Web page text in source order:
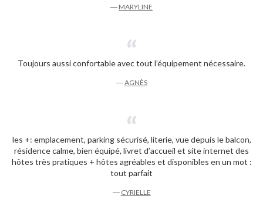
― MARYLINE
Toujours aussi confortable avec tout l’équipement nécessaire.
―AGNÈS
les +: emplacement, parking sécurisé, literie, vue depuis le balcon,
résidence calme, bien équipé, livret d’accueil et site internet des
hôtes très pratiques + hôtes agréables et disponibles en un mot :
tout parfait
― CYRIELLE